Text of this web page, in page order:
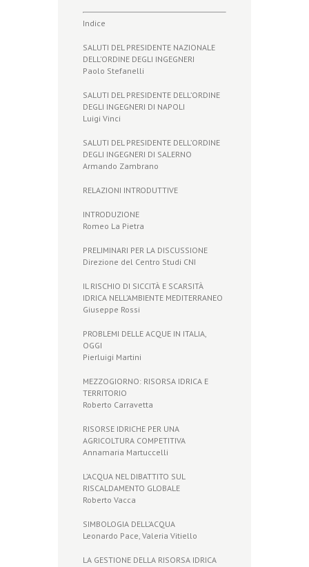
Indice
SALUTI DEL PRESIDENTE NAZIONALE
DELL’ORDINE DEGLI INGEGNERI
Paolo Stefanelli
SALUTI DEL PRESIDENTE DELL’ORDINE
DEGLI INGEGNERI DI NAPOLI
Luigi Vinci
SALUTI DEL PRESIDENTE DELL’ORDINE
DEGLI INGEGNERI DI SALERNO
Armando Zambrano
RELAZIONI INTRODUTTIVE
INTRODUZIONE
Romeo La Pietra
PRELIMINARI PER LA DISCUSSIONE
Direzione del Centro Studi CNI
IL RISCHIO DI SICCITÀ E SCARSITÀ
IDRICA NELL’AMBIENTE MEDITERRANEO
Giuseppe Rossi
PROBLEMI DELLE ACQUE IN ITALIA,
OGGI
Pierluigi Martini
MEZZOGIORNO: RISORSA IDRICA E
TERRITORIO
Roberto Carravetta
RISORSE IDRICHE PER UNA
AGRICOLTURA COMPETITIVA
Annamaria Martuccelli
L’ACQUA NEL DIBATTITO SUL
RISCALDAMENTO GLOBALE
Roberto Vacca
SIMBOLOGIA DELL’ACQUA
Leonardo Pace, Valeria Vitiello
LA GESTIONE DELLA RISORSA IDRICA